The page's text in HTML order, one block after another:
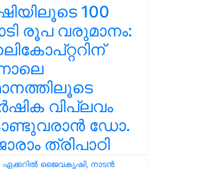
100
രൂപ വരുമാനം:
വിപ്ലവം
ഡോ.
ത്രിപാഠി